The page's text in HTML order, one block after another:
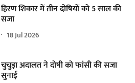
हिरण शिकार में तीन दोषियों को 5 साल की
सजा
18 Jul 2026
चुचुड़ा अदालत ने दोषी को फांसी की सजा
सुनाई